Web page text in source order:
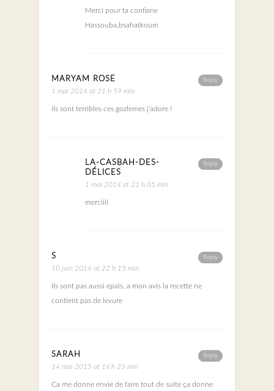
Merci pour ta confiane
Hassouba,bsahatkoum
Reply
MARYAM ROSE
1 mai 2014 at 21 h 59 min
ils sont terribles ces gozlemes j’adore !
Reply
LA-CASBAH-DES-
DÉLICES
1 mai 2014 at 22 h 05 min
merciiii
Reply
S
10 juin 2014 at 22 h 15 min
Ils sont pas aussi epais, a mon avis la recette ne
contient pas de levure
Reply
SARAH
14 mai 2015 at 16 h 23 min
Ca me donne envie de faire tout de suite ça donne